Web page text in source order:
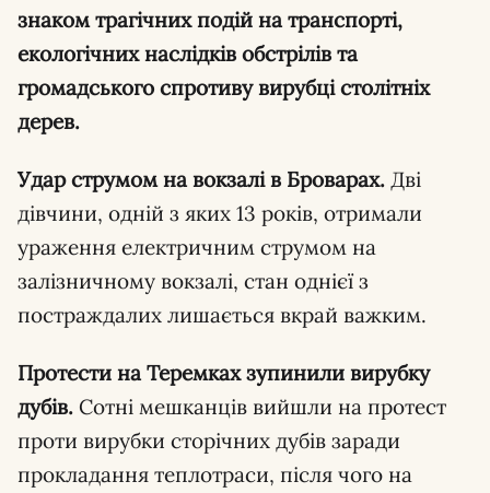
знаком трагічних подій на транспорті,
екологічних наслідків обстрілів та
громадського спротиву вирубці столітніх
дерев.
Удар струмом на вокзалі в Броварах. Дві
дівчини, одній з яких 13 років, отримали
ураження електричним струмом на
залізничному вокзалі, стан однієї з
постраждалих лишається вкрай важким.
Протести на Теремках зупинили вирубку
дубів. Сотні мешканців вийшли на протест
проти вирубки сторічних дубів заради
прокладання теплотраси, після чого на